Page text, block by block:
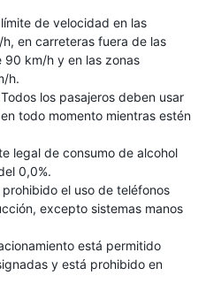
límite de velocidad en las
en carreteras fuera de las
90 km/h y en las zonas
h.
Todos los pasajeros deben usar
todo momento mientras estén
legal de consumo de alcohol
0,0%.
prohibido el uso de teléfonos
excepto sistemas manos
está permitido
y está prohibido en